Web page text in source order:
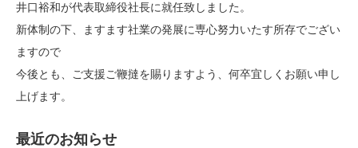
井口裕和が代表取締役社長に就任致しました。
新体制の下、ますます社業の発展に専心努力いたす所存でござい
ますので
今後とも、ご支援ご鞭撻を賜りますよう、何卒宜しくお願い申し
上げます。
最近のお知らせ